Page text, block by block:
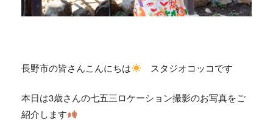
長野市の皆さんこんにちは スタジオコッコです
本日は3歳さんの七五三ロケーション撮影のお写真をご
紹介します